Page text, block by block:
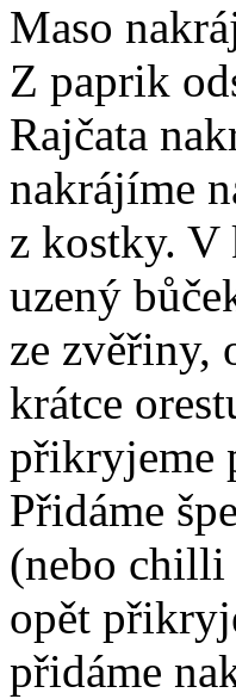
Maso
Z paprik
Rajčata
nakrájíme
z kostky. V
uzený
ze zvěřiny,
krátce
přikryjeme
Přidáme
(nebo chilli
opět
přidáme